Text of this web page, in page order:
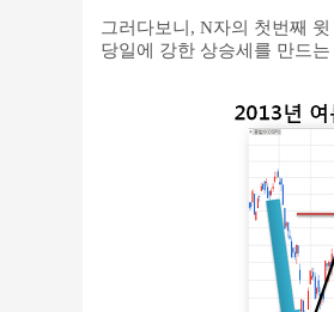
그러다보니, N자의 첫번째
당일에 강한 상승세를 만드